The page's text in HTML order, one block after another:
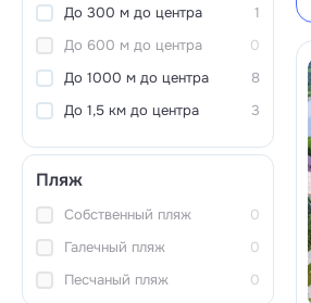
До 300 м до центра
1
До 600 м до центра
0
До 1000 м до центра
8
До 1,5 км до центра
3
Пляж
Собственный пляж
0
Галечный пляж
0
Песчаный пляж
0